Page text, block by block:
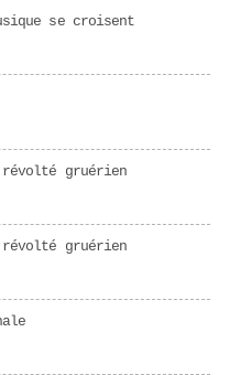
se croisent
révolté gruérien
révolté gruérien